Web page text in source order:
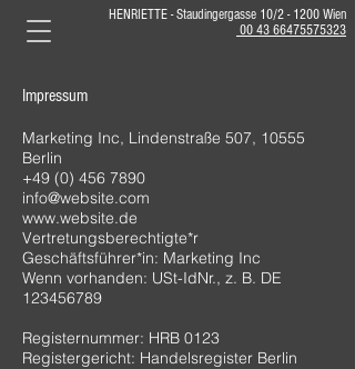
HENRIETTE - Staudingergasse 10/2 - 1200 Wien
00 43 66475575323
Impressum
Marketing Inc, Lindenstraße 507, 10555
Berlin
+49 (0) 456 7890
info@website.com
www.website.de
Vertretungsberechtigte*r
Geschäftsführer*in: Marketing Inc
Wenn vorhanden: USt-IdNr., z. B. DE
123456789
Registernummer: HRB 0123
Registergericht: Handelsregister Berlin